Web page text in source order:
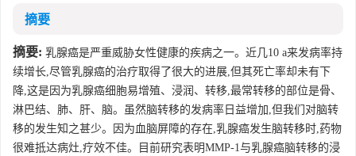
摘要
摘要: 乳腺癌是严重威胁女性健康的疾病之一。近几10 a来发病率持
续增长,尽管乳腺癌的治疗取得了很大的进展,但其死亡率却未有下
降,这是因为乳腺癌细胞易增殖、浸润、转移,最常转移的部位是骨、
淋巴结、肺、肝、脑。虽然脑转移的发病率日益增加,但我们对脑转
移的发生知之甚少。因为血脑屏障的存在,乳腺癌发生脑转移时,药物
很难抵达病灶,疗效不佳。目前研究表明MMP-1与乳腺癌脑转移的浸